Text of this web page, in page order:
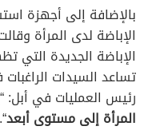
بالإضافة إلى أجهزة
الإباضة لدى المرأة
الإباضة الجديدة التي
تساعد السيدات
رئيس العمليات في أبل: “
المرأة إلى مستوى أبعد“.